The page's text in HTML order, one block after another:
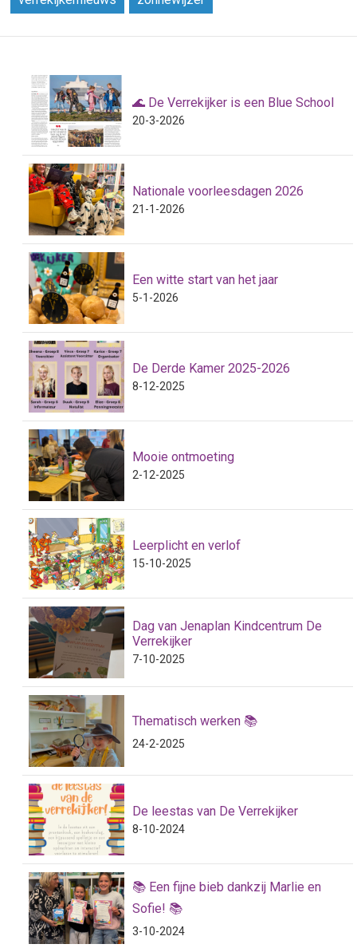
🌊 De Verrekijker is een Blue School
20-3-2026
Nationale voorleesdagen 2026
21-1-2026
Een witte start van het jaar
5-1-2026
De Derde Kamer 2025-2026
8-12-2025
Mooie ontmoeting
2-12-2025
Leerplicht en verlof
15-10-2025
Dag van Jenaplan Kindcentrum De
Verrekijker
7-10-2025
Thematisch werken 📚
24-2-2025
De leestas van De Verrekijker
8-10-2024
📚 Een fijne bieb dankzij Marlie en
Sofie! 📚
3-10-2024